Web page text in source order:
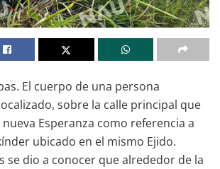
El cuerpo de una persona
sobre la calle principal que
Esperanza como referencia a
ubicado en el mismo Ejido.
se dio a conocer que alrededor de la